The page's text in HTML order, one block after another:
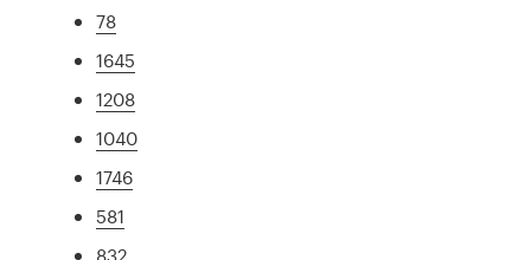
78
1645
1208
1040
1746
581
832